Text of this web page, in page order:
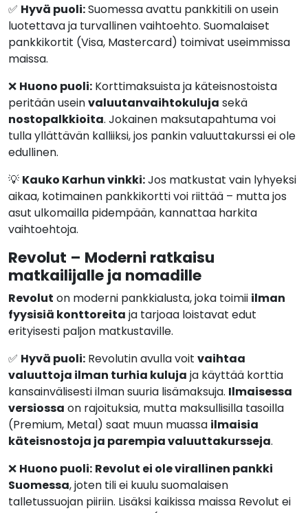
✅ Hyvä puoli:Suomessa avattu pankkitili on usein
luotettava ja turvallinen vaihtoehto. Suomalaiset
pankkikortit (Visa, Mastercard) toimivat useimmissa
maissa.
❌ Huono puoli: Korttimaksuista ja käteisnostoista
peritään useinvaluutanvaihtokuluja sekä
nostopalkkioita. Jokainen maksutapahtuma voi
tulla yllättävän kalliiksi, jos pankin valuuttakurssi ei ole
edullinen.
💡 Kauko Karhun vinkki:Jos matkustat vain lyhyeksi
aikaa, kotimainen pankkikortti voi riittää – mutta jos
asut ulkomailla pidempään, kannattaa harkita
vaihtoehtoja.
Revolut – Moderni ratkaisu
matkailijalle ja nomadille
Revolut on moderni pankkialusta, joka toimii ilman
fyysisiä konttoreita ja tarjoaa loistavat edut
erityisesti paljon matkustaville.
✅ Hyvä puoli: Revolutin avulla voit vaihtaa
valuuttoja ilman turhia kuluja ja käyttää korttia
kansainvälisesti ilman suuria lisämaksuja. Ilmaisessa
versiossa on rajoituksia, mutta maksullisilla tasoilla
(Premium, Metal) saat muun muassa ilmaisia
käteisnostoja ja parempia valuuttakursseja.
❌ Huono puoli: Revolut ei ole virallinen pankki
Suomessa, joten tili ei kuulu suomalaisen
talletussuojan piiriin. Lisäksi kaikissa maissa Revolut ei